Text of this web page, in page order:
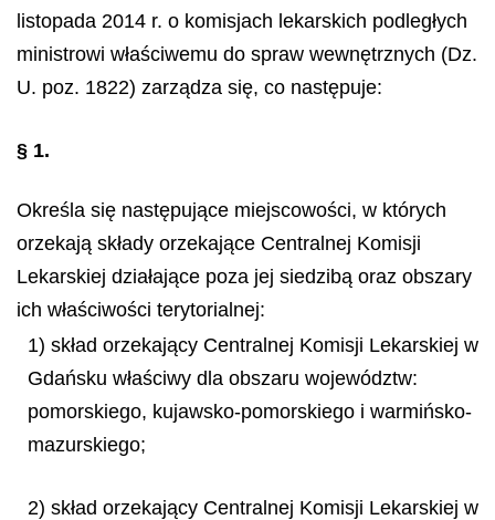
listopada 2014 r. o komisjach lekarskich podległych
ministrowi właściwemu do spraw wewnętrznych (Dz.
U. poz. 1822) zarządza się, co następuje:
§ 1.
Określa się następujące miejscowości, w których
orzekają składy orzekające Centralnej Komisji
Lekarskiej działające poza jej siedzibą oraz obszary
ich właściwości terytorialnej:
1) skład orzekający Centralnej Komisji Lekarskiej w
Gdańsku właściwy dla obszaru województw:
pomorskiego, kujawsko-pomorskiego i warmińsko-
mazurskiego;
2) skład orzekający Centralnej Komisji Lekarskiej w